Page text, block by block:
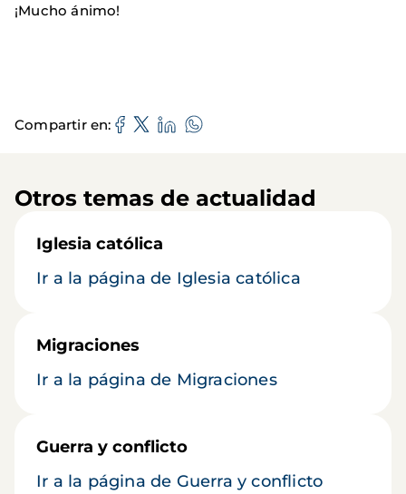
¡Mucho ánimo!
Compartir en
Otros temas de actualidad
Iglesia católica
Ir a la página de Iglesia católica
Migraciones
Ir a la página de Migraciones
Guerra y conflicto
Ir a la página de Guerra y conflicto